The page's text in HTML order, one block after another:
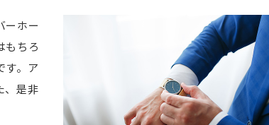
ーホー
もちろ
す。ア
、是非